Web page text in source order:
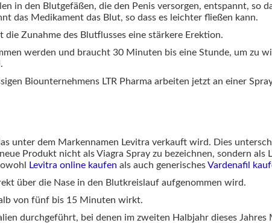
in den Blutgefäßen, die den Penis versorgen, entspannt, so
das Medikament das Blut, so dass es leichter fließen kann.
Zunahme des Blutflusses eine stärkere Erektion.
werden und braucht 30 Minuten bis eine Stunde, um zu
Biounternehmens LTR Pharma arbeiten jetzt an einer
unter dem Markennamen Levitra verkauft wird. Dies
Produkt nicht als Viagra Spray zu bezeichnen, sondern als
Levitra online kaufen als auch generischesVardenafil
über die Nase in den Blutkreislauf aufgenommen wird.
von fünf bis 15 Minuten wirkt.
durchgeführt, bei denen im zweiten Halbjahr dieses